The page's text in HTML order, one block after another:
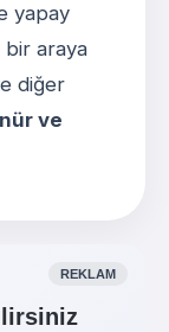
yapay
bir araya
diğer
ve